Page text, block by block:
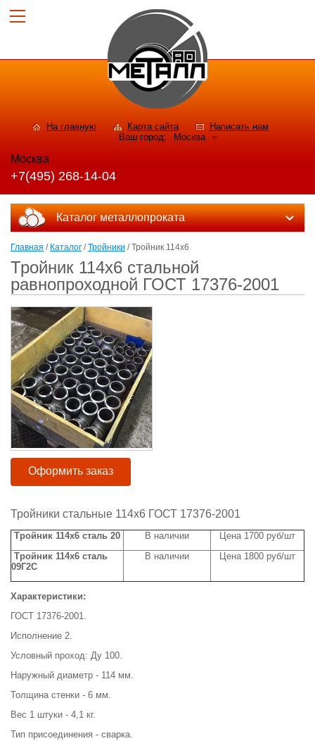
На главную Карта сайта
Написать нам
Ваш город:
Москва
Москва
+7(495) 268-14-04
Каталог металлопроката
Главная / Каталог /Тройники / Тройник 114х6
Тройник 114х6 стальной
равнопроходной ГОСТ 17376-2001
Оформить заказ
Тройники стальные 114х6 ГОСТ 17376-2001
Тройник 114х6 сталь 20 В наличии
Цена 1700 руб/шт
Тройник 114х6 сталь
09Г2С
В наличии Цена 1800 руб/шт
Характеристики:
ГОСТ 17376-2001.
Исполнение 2.
Условный проход: Ду 100.
Наружный диаметр - 114 мм.
Толщина стенки - 6 мм.
Вес 1 штуки - 4,1 кг.
Тип присоединения - сварка.